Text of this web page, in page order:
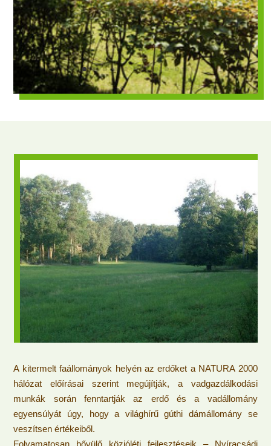
A kitermelt faállományok helyén az erdőket a NATURA 2000
hálózat előírásai szerint megújítják, a vadgazdálkodási
munkák során fenntartják az erdő és a vadállomány
egyensúlyát úgy, hogy a világhírű gúthi dámállomány se
veszítsen értékeiből.